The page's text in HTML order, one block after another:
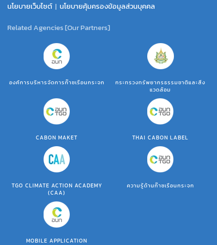
นโยบายเว็บไซต์ | นโยบายคุ้มครองข้อมูลส่วนบุคคล
Related Agencies [Our Partners]
องค์การบริหารจัดการก๊าซเรือนกระจก
กระทรวงทรัพยากรธรรมชาติและสิ่ง
แวดล้อม
CABON MAKET THAI CABON LABEL
TGO CLIMATE ACTION ACADEMY
(CAA)
ความรู้ด้านก๊าซเรือนกระจก
MOBILE APPLICATION